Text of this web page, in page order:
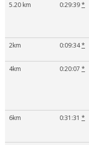
5.20 km
0:29:39*
2km
0:09:34*
4km
0:20:07 *
6km
0:31:31 *